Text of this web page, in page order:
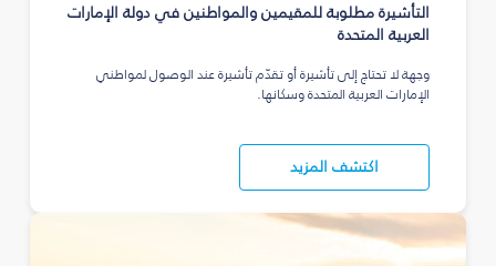
التأشيرة مطلوبة للمقيمين والمواطنين في دولة الإمارات
العربية المتحدة
وجهة لا تحتاج إلى تأشيرة أو تقدّم تأشيرة عند الوصول لمواطني
الإمارات العربية المتحدة وسكانها.
اكتشف المزيد